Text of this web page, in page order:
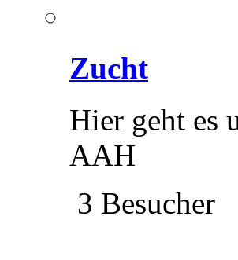
Zucht
Hier geht es
AAH
3 Besucher